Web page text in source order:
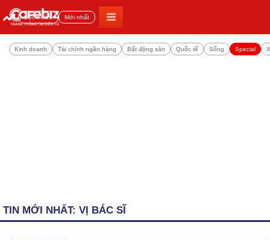
Đọc nhiều Mới nhất
Kinh doanh Tài chính ngân hàng Bất động sản Quốc tế Sống Special
TIN MỚI NHẤT: VỊ BÁC SĨ